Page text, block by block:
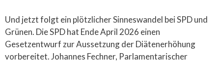
Und jetzt folgt ein plötzlicher Sinneswandel bei SPD und
Grünen. Die SPD hat Ende April 2026 einen
Gesetzentwurf zur Aussetzung der Diätenerhöhung
vorbereitet. Johannes Fechner, Parlamentarischer